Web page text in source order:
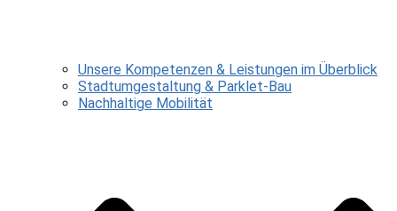
Unsere Kompetenzen & Leistungen im Überblick
Stadtumgestaltung & Parklet-Bau
Nachhaltige Mobilität